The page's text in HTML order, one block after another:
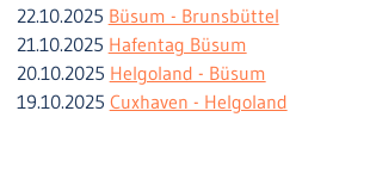
22.10.2025 Büsum - Brunsbüttel
21.10.2025 Hafentag Büsum
20.10.2025 Helgoland - Büsum
19.10.2025 Cuxhaven - Helgoland